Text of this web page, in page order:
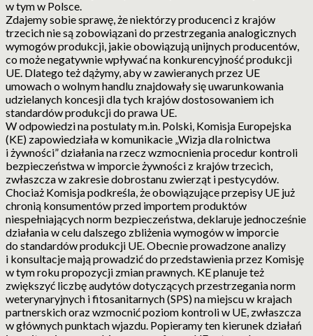
w tym w Polsce.
Zdajemy sobie sprawę, że niektórzy producenci z krajów
trzecich nie są zobowiązani do przestrzegania analogicznych
wymogów produkcji, jakie obowiązują unijnych producentów,
co może negatywnie wpływać na konkurencyjność produkcji
UE. Dlatego też dążymy, aby w zawieranych przez UE
umowach o wolnym handlu znajdowały się uwarunkowania
udzielanych koncesji dla tych krajów dostosowaniem ich
standardów produkcji do prawa UE.
W odpowiedzi na postulaty m.in. Polski, Komisja Europejska
(KE) zapowiedziała w komunikacie „Wizja dla rolnictwa
i żywności” działania na rzecz wzmocnienia procedur kontroli
bezpieczeństwa w imporcie żywności z krajów trzecich,
zwłaszcza w zakresie dobrostanu zwierząt i pestycydów.
Chociaż Komisja podkreśla, że obowiązujące przepisy UE już
chronią konsumentów przed importem produktów
niespełniających norm bezpieczeństwa, deklaruje jednocześnie
działania w celu dalszego zbliżenia wymogów w imporcie
do standardów produkcji UE. Obecnie prowadzone analizy
i konsultacje mają prowadzić do przedstawienia przez Komisję
w tym roku propozycji zmian prawnych. KE planuje też
zwiększyć liczbę audytów dotyczących przestrzegania norm
weterynaryjnych i fitosanitarnych (SPS) na miejscu w krajach
partnerskich oraz wzmocnić poziom kontroli w UE, zwłaszcza
w głównych punktach wjazdu. Popieramy ten kierunek działań